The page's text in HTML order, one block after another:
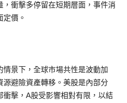
衝擊多停留在短期層面，事件消
價。
景下，全球市場共性是波動加
源避險資產轉移。美股是內部分
衝擊，A股受影響相對有限，以結